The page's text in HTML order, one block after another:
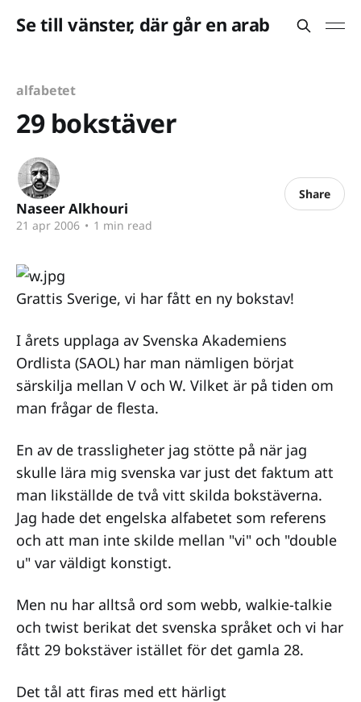
Se till vänster, där går en arab
alfabetet
29 bokstäver
Naseer Alkhouri
21 apr 2006 • 1 min read
Share
Grattis Sverige, vi har fått en ny bokstav!
I årets upplaga av Svenska Akademiens
Ordlista (SAOL) har man nämligen börjat
särskilja mellan V och W. Vilket är på tiden om
man frågar de flesta.
En av de trassligheter jag stötte på när jag
skulle lära mig svenska var just det faktum att
man likställde de två vitt skilda bokstäverna.
Jag hade det engelska alfabetet som referens
och att man inte skilde mellan "vi" och "double
u" var väldigt konstigt.
Men nu har alltså ord som webb, walkie-talkie
och twist berikat det svenska språket och vi har
fått 29 bokstäver istället för det gamla 28.
Det tål att firas med ett härligt